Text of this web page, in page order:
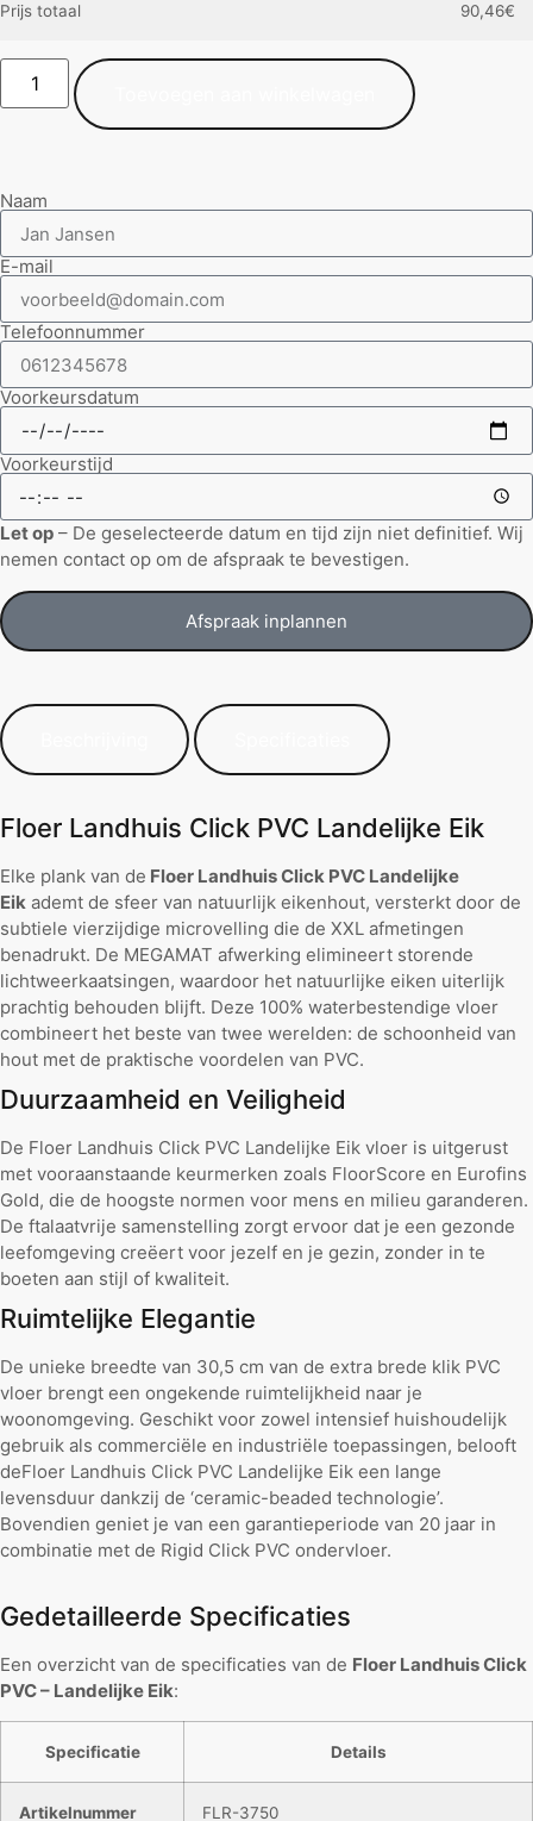
Prijs totaal €
90,46
Naam
E-mail
Telefoonnummer
Voorkeursdatum
Voorkeurstijd
Let op – De geselecteerde datum en tijd zijn niet definitief. Wij
nemen contact op om de afspraak te bevestigen.
Afspraak inplannen
Floer Landhuis Click PVC Landelijke Eik
Elke plank van de Floer Landhuis Click PVC Landelijke
Eik ademt de sfeer van natuurlijk eikenhout, versterkt door de
subtiele vierzijdige microvelling die de XXL afmetingen
benadrukt. De MEGAMAT afwerking elimineert storende
lichtweerkaatsingen, waardoor het natuurlijke eiken uiterlijk
prachtig behouden blijft. Deze 100% waterbestendige vloer
combineert het beste van twee werelden: de schoonheid van
hout met de praktische voordelen van PVC.
Duurzaamheid en Veiligheid
De Floer Landhuis Click PVC Landelijke Eik vloer is uitgerust
met vooraanstaande keurmerken zoals FloorScore en Eurofins
Gold, die de hoogste normen voor mens en milieu garanderen.
De ftalaatvrije samenstelling zorgt ervoor dat je een gezonde
leefomgeving creëert voor jezelf en je gezin, zonder in te
boeten aan stijl of kwaliteit.
Ruimtelijke Elegantie
De unieke breedte van 30,5 cm van de extra brede klik PVC
vloer brengt een ongekende ruimtelijkheid naar je
woonomgeving. Geschikt voor zowel intensief huishoudelijk
gebruik als commerciële en industriële toepassingen, belooft
deFloer Landhuis Click PVC Landelijke Eik een lange
levensduur dankzij de ‘ceramic-beaded technologie’.
Bovendien geniet je van een garantieperiode van 20 jaar in
combinatie met de Rigid Click PVC ondervloer.
Gedetailleerde Specificaties
Een overzicht van de specificaties van de Floer Landhuis Click
PVC – Landelijke Eik:
Specificatie Details
Artikelnummer FLR-3750